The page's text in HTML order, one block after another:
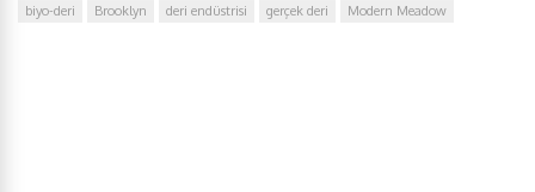
biyo-deri Brooklyn deri endüstrisi gerçek deri Modern Meadow